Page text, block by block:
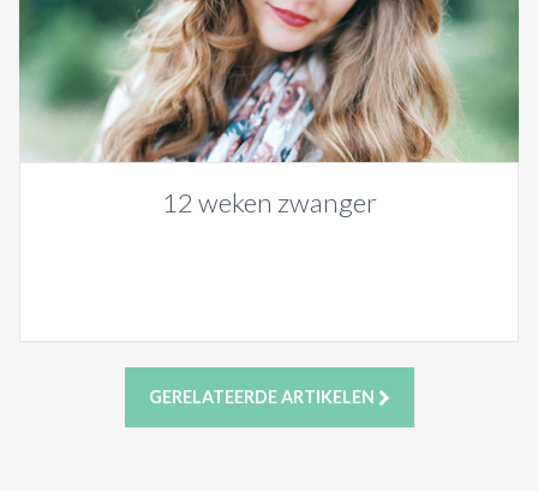
12 weken zwanger
GERELATEERDE ARTIKELEN